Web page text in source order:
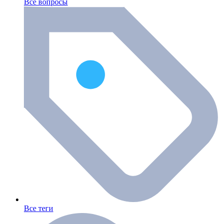
Все вопросы
Все теги